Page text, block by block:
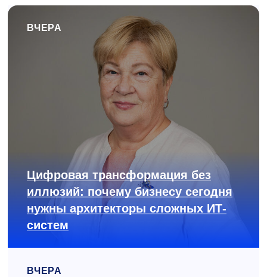
ВЧЕРА
Цифровая трансформация без
иллюзий: почему бизнесу сегодня
нужны архитекторы сложных ИТ-
систем
ВЧЕРА